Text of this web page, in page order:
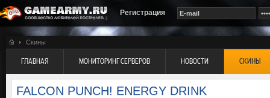
Регистрация
Скины
ГЛАВНАЯ МОНИТОРИНГ СЕРВЕРОВ НОВОСТИ СКИНЫ
FALCON PUNCH! ENERGY DRINK